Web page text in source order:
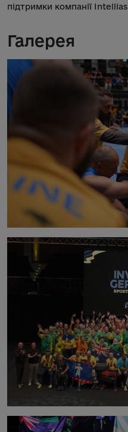
підтримки компанії Intellias
Галерея